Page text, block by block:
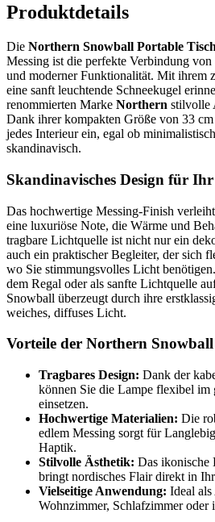
Produktdetails
Die Northern Snowball Portable
Messing ist die perfekte Verbindung
und moderner Funktionalität. Mit ihrem
eine sanft leuchtende Schneekugel
renommierten Marke Northern stilvolle
Dank ihrer kompakten Größe von 33
jedes Interieur ein, egal ob
skandinavisch.
Skandinavisches Design für
Das hochwertige Messing-Finish
eine luxuriöse Note, die Wärme und
tragbare Lichtquelle ist nicht nur ein
auch ein praktischer Begleiter, der sich
wo Sie stimmungsvolles Licht
dem Regal oder als sanfte Lichtquelle
Snowball überzeugt durch ihre
weiches, diffuses Licht.
Vorteile der Northern
Tragbares Design: Dank der
können Sie die Lampe flexibel im
einsetzen.
Hochwertige Materialien: Die
edlem Messing sorgt für
Haptik.
Stilvolle Ästhetik: Das ikonische
bringt nordisches Flair direkt in
Vielseitige Anwendung: Ideal
Wohnzimmer, Schlafzimmer oder